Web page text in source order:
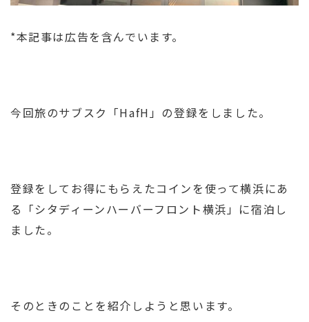
*本記事は広告を含んでいます。
今回旅のサブスク「HafH」の登録をしました。
登録をしてお得にもらえたコインを使って横浜にあ
る「シタディーンハーバーフロント横浜」に宿泊し
ました。
そのときのことを紹介しようと思います。